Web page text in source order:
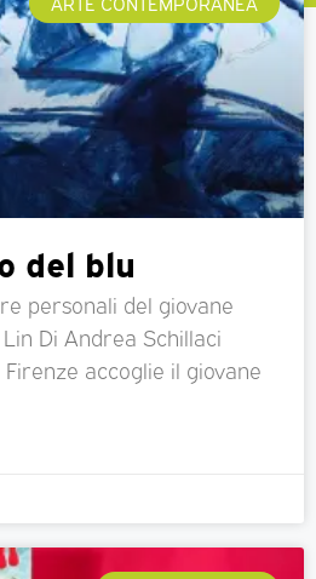
del blu
personali del giovane
Di Andrea Schillaci
Firenze accoglie il giovane